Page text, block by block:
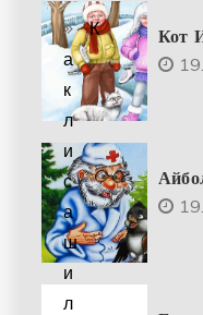
Кот
К
а
к
л
и
с
а
ш
и
л